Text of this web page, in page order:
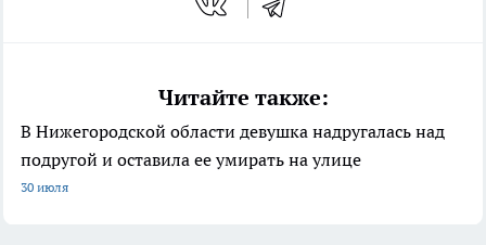
Читайте также:
В Нижегородской области девушка надругалась над
подругой и оставила ее умирать на улице
30 июля